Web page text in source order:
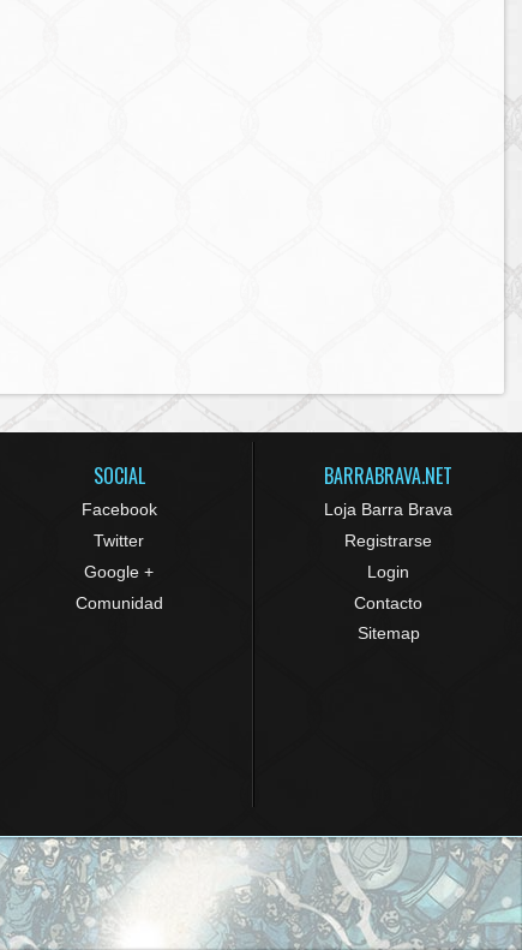
SOCIAL
Facebook
Twitter
Google +
Comunidad
BARRABRAVA.NET
Loja Barra Brava
Registrarse
Login
Contacto
Sitemap